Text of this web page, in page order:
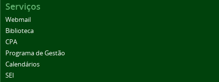
Serviços
Webmail
Biblioteca
CPA
Programa de Gestão
Calendários
SEI